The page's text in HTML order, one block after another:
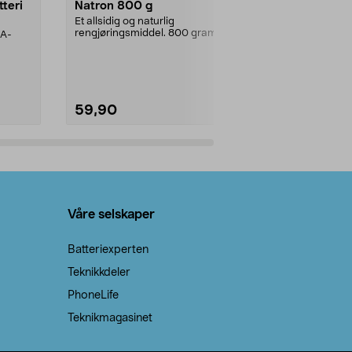
Natron 800 g
Et allsidig og naturlig
rengjøringsmiddel. 800 gram
59,90
Våre selskaper
Batteriexperten
Teknikkdeler
PhoneLife
Teknikmagasinet